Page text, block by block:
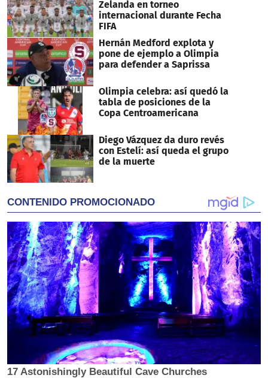
Zelanda en torneo
internacional durante Fecha
FIFA
Hernán Medford explota y
pone de ejemplo a Olimpia
para defender a Saprissa
Olimpia celebra: así quedó la
tabla de posiciones de la
Copa Centroamericana
Diego Vázquez da duro revés
con Estelí: así queda el grupo
de la muerte